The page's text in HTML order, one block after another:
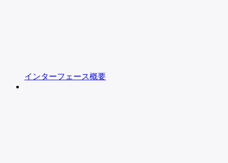
インターフェース概要